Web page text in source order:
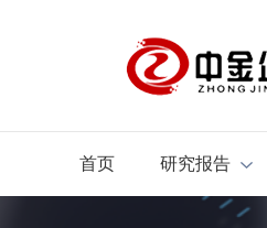
首页 研究报告